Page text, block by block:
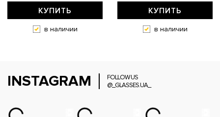
КУПИТЬ
в наличии
КУПИТЬ
в наличии
INSTAGRAM
FOLLOW US
@_GLASSES.UA_